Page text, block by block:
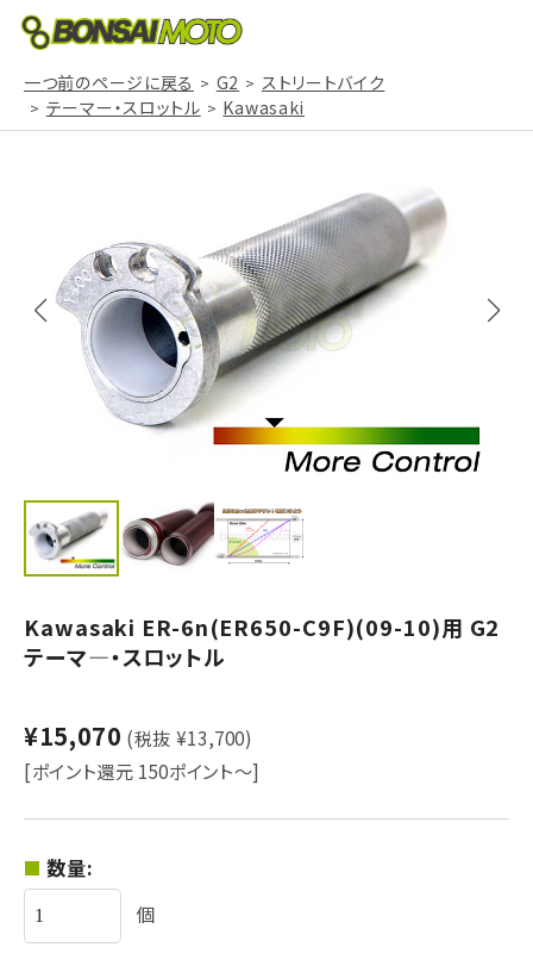
一つ前のページに戻る G2
ストリートバイク
テーマー・スロットル
Kawasaki
Kawasaki ER-6n(ER650-C9F)(09-10)用 G2
テーマ―・スロットル
¥15,070 (税抜 ¥13,700)
[ポイント還元 150ポイント～]
数量:
個